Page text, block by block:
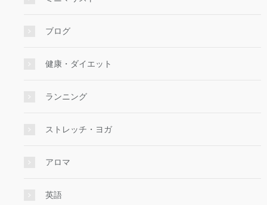
ブログ
健康・ダイエット
ランニング
ストレッチ・ヨガ
アロマ
英語